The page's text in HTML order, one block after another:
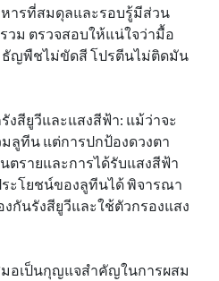
ารที่สมดุลและรอบรู้มีส่วน
วม ตรวจสอบให้แน่ใจว่ามื้อ
ญพืชไม่ขัดสี โปรตีนไม่ติดมัน
สียูวีและแสงสีฟ้า: แม้ว่าจะ
ลูทีน แต่การปกป้องดวงตา
รายและการได้รับแสงสีฟ้า
ระโยชน์ของลูทีนได้ พิจารณา
กันรังสียูวีและใช้ตัวกรองแสง
มอเป็นกุญแจสําคัญในการผสม